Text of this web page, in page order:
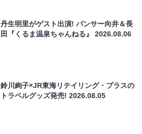
丹生明里がゲスト出演! パンサー向井＆長
田『くるま温泉ちゃんねる』2026.08.06
鈴川絢子×JR東海リテイリング・プラスの
トラベルグッズ発売!2026.08.05